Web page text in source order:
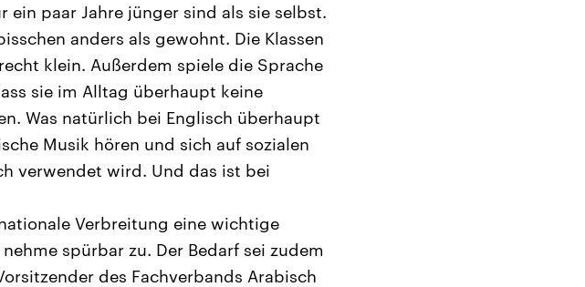
paar Jahre jünger sind als sie selbst.
anders als gewohnt. Die Klassen
klein. Außerdem spiele die Sprache
sie im Alltag überhaupt keine
Was natürlich bei Englisch überhaupt
Musik hören und sich auf sozialen
verwendet wird. Und das ist bei
Verbreitung eine wichtige
spürbar zu. Der Bedarf sei zudem
des Fachverbands Arabisch